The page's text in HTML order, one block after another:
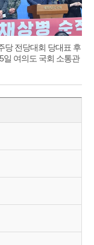
당 전당대회 당대표 후
일 여의도 국회 소통관